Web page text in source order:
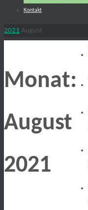
Kontakt
Start
2021 August
Monat:
August
2021